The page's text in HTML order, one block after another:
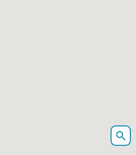
search